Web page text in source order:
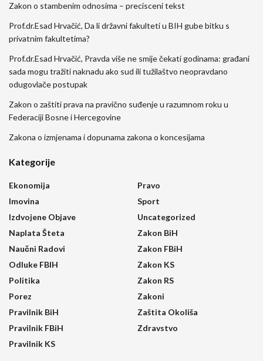
Zakon o stambenim odnosima – precisceni tekst
Prof.dr.Esad Hrvačić, Da li državni fakulteti u BIH gube bitku s
privatnim fakultetima?
Prof.dr.Esad Hrvačić, Pravda više ne smije čekati godinama: građani
sada mogu tražiti naknadu ako sud ili tužilaštvo neopravdano
odugovlače postupak
Zakon o zaštiti prava na pravično suđenje u razumnom roku u
Federaciji Bosne i Hercegovine
Zakona o izmjenama i dopunama zakona o koncesijama
Kategorije
Ekonomija
Imovina
Izdvojene Objave
Naplata Šteta
Naučni Radovi
Odluke FBIH
Politika
Porez
Pravilnik BiH
Pravilnik FBiH
Pravilnik KS
Pravo
Sport
Uncategorized
Zakon BiH
Zakon FBiH
Zakon KS
Zakon RS
Zakoni
Zaštita Okoliša
Zdravstvo